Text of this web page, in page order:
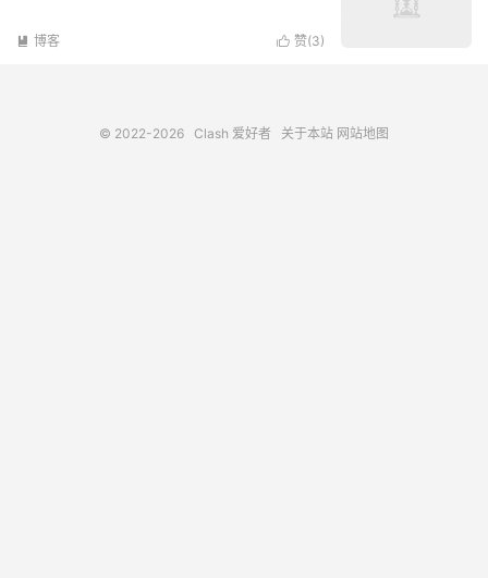
 赞(3)
 博客
© 2022-2026 Clash 爱好者 关于本站 网站地图